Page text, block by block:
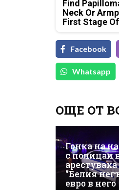
Find
Neck Or
First Stage
Facebook
Whatsapp
ОЩЕ ОТ
Гонка на
с полицаи
"Белия
евро в него